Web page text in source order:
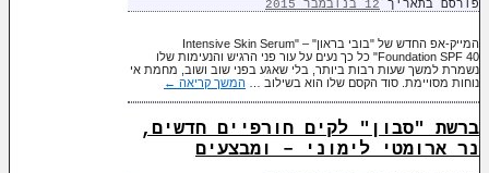
פורסם בתאריך 12 בנובמבר 2015
המייק-אפ החדש של "בובי בראון" – "Intensive Skin Serum
Foundation SPF 40" כל כך נעים על עור פני הרגיש והנעימות שלו
נשמרת למשך שעות רבות ביותר, בלי שאגע בפני שוב ושוב, מחמת אי
נוחות מסויימת. סוד הקסם שלו הוא בשילוב … המשך קריאה ←
ברשת "סבון" לקים חורפיים חדשים,
נר ארומטי לימוני – ומבצעים